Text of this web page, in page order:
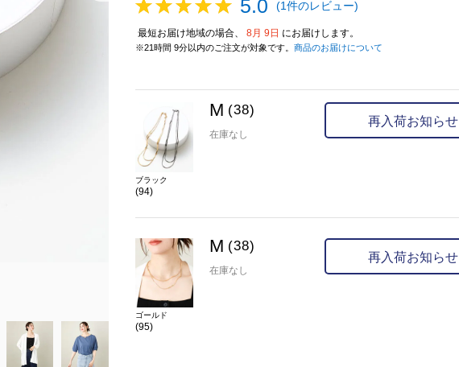
M(38)
カラー
ゴールド(95)
5.0 (1件のレビュー)
最短お届け地域の場合、 8月 9日 にお届けします。
※21時間 9分以内のご注文が対象です。 商品のお届けについて
ブラック
(94)
M (38)
在庫なし
再入荷お知らせ
ゴールド
(95)
M (38)
在庫なし
再入荷お知らせ